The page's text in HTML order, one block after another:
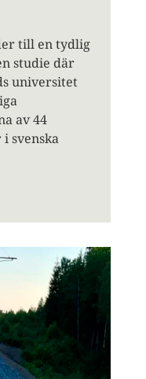
till en tydlig
studie där
universitet
av 44
svenska